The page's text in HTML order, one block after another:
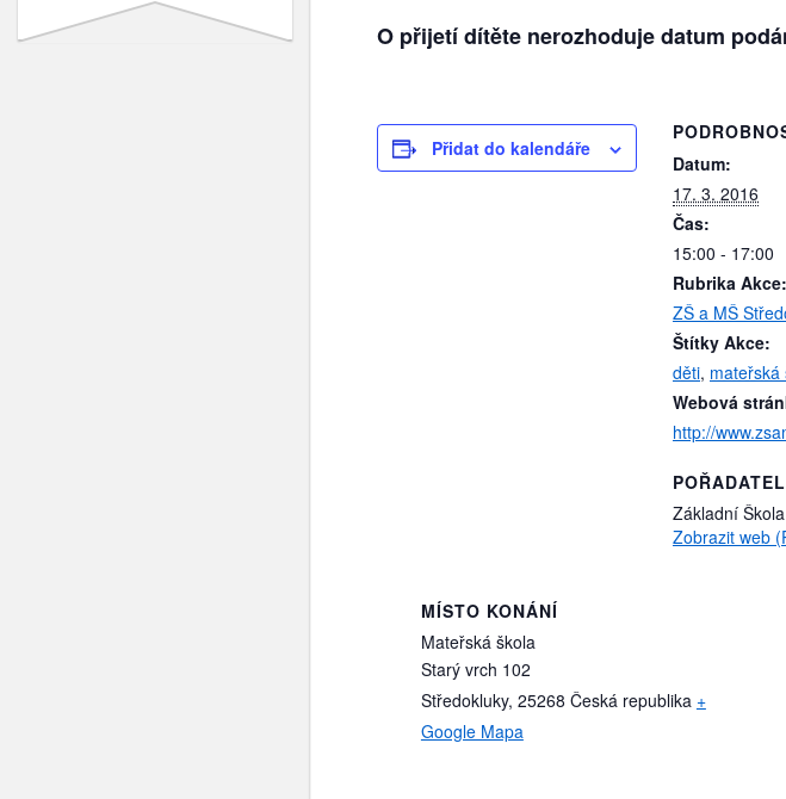
O přijetí dítěte nerozhoduje datum
Přidat do kalendáře
Datum:
17. 3. 2016
Čas:
15:00 - 17:00
Rubrika Akce:
ZŠ a MŠ
Štítky Akce:
děti, mateřská
Webová
http://
POŘADATEL
Základní
Zobrazit web
MÍSTO KONÁNÍ
Mateřská škola
Starý vrch 102
Středokluky, 25268 Česká republika +
Google Mapa